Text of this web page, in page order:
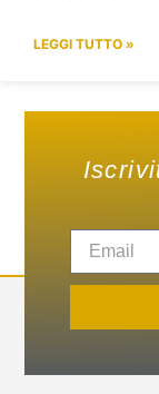
LEGGI TUTTO »